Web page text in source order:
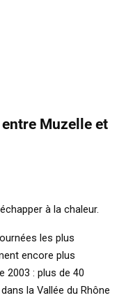
Muzelle et
à la chaleur.
les plus
encore plus
2003 : plus de 40
la Vallée du Rhône